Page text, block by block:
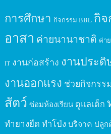
การศึกษา กิจกรรม BBL กิจ
อาสา ค่ายนานาชาติ ค่า
IT งานก่อสร้าง งานประดิ
งานออกแรง ช่วยกิจกรรม
สัตว์ ซ่อมห้องเรียน ดูแลเด็ก
ทำยางยืด ทำโป่ง บริจาค ปลูก